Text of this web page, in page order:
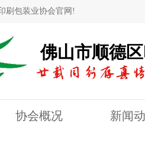
刷包装业协会官网!
佛山市顺德
协会概况 新闻